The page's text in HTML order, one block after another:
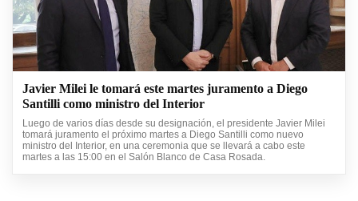
Javier Milei le tomará este martes juramento a Diego
Santilli como ministro del Interior
Luego de varios días desde su designación, el presidente Javier Milei
tomará juramento el próximo martes a Diego Santilli como nuevo
ministro del Interior, en una ceremonia que se llevará a cabo este
martes a las 15:00 en el Salón Blanco de Casa Rosada.